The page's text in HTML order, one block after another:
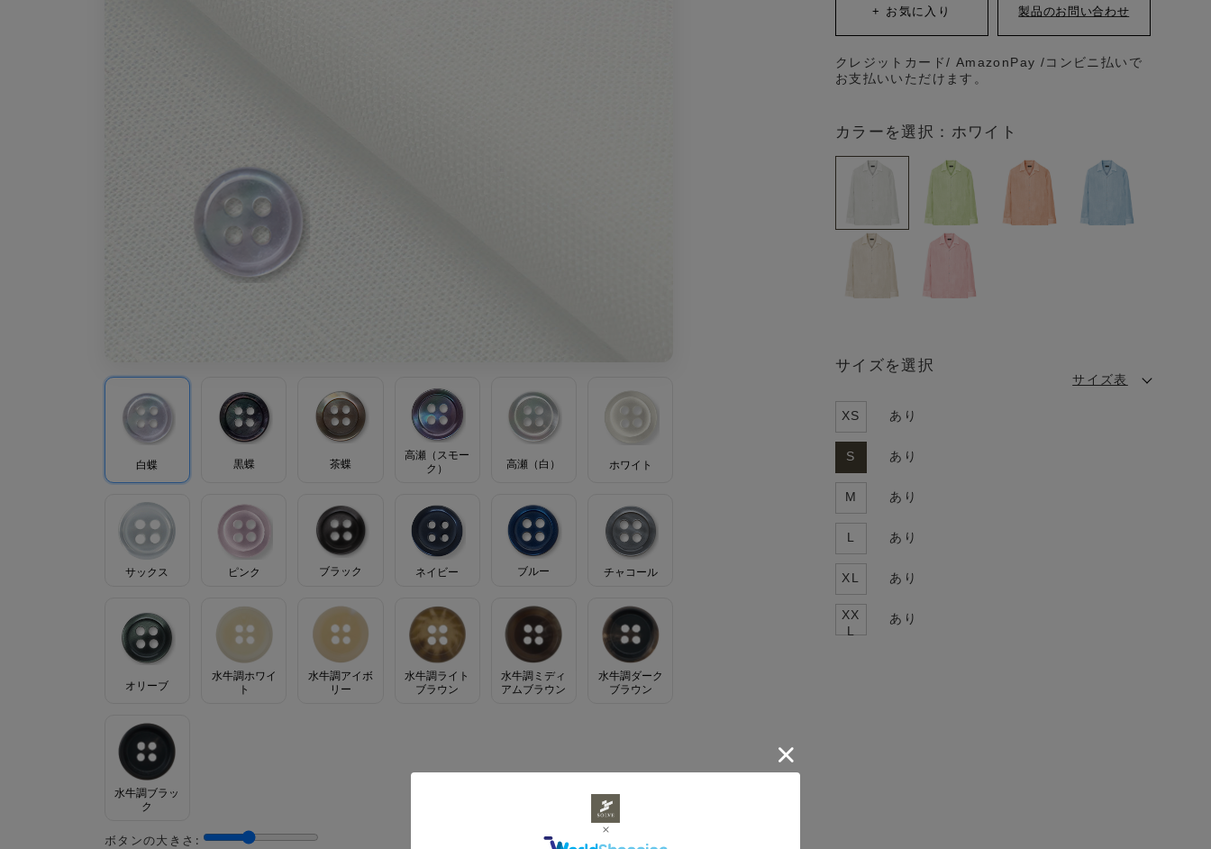
白蝶 黒蝶 茶蝶
高瀬（スモー
ク）
高瀬（白） ホワイト
サックス ピンク ブラック ネイビー ブルー チャコール
オリーブ
水牛調ホワイ
ト
水牛調アイボ
リー
水牛調ライト
ブラウン
水牛調ミディ
アムブラウン
水牛調ダーク
ブラウン
水牛調ブラッ
ク
ボタンの大きさ:
カラーを選択：ホワイト
サイズを選択
サイズ表
XS あり
S あり
M あり
L あり
XL あり
XX
L
あり
クレジットカード/ AmazonPay /コンビニ払いで
お支払いいただけます。